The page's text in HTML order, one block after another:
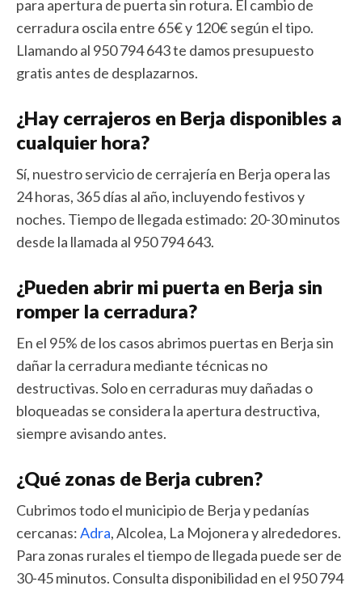
para apertura de puerta sin rotura. El cambio de
cerradura oscila entre 65€ y 120€ según el tipo.
Llamando al 950 794 643 te damos presupuesto
gratis antes de desplazarnos.
¿Hay cerrajeros en Berja disponibles a
cualquier hora?
Sí, nuestro servicio de cerrajería en Berja opera las
24 horas, 365 días al año, incluyendo festivos y
noches. Tiempo de llegada estimado: 20-30 minutos
desde la llamada al 950 794 643.
¿Pueden abrir mi puerta en Berja sin
romper la cerradura?
En el 95% de los casos abrimos puertas en Berja sin
dañar la cerradura mediante técnicas no
destructivas. Solo en cerraduras muy dañadas o
bloqueadas se considera la apertura destructiva,
siempre avisando antes.
¿Qué zonas de Berja cubren?
Cubrimos todo el municipio de Berja y pedanías
cercanas:Adra, Alcolea, La Mojonera y alrededores.
Para zonas rurales el tiempo de llegada puede ser de
30-45 minutos. Consulta disponibilidad en el 950 794